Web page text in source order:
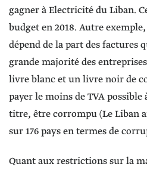
gagner à Electricité du Liban.
budget en 2018. Autre
dépend de la part des factures
grande majorité des
livre blanc et un livre noir de
payer le moins de TVA
titre, être corrompu (Le Liban
sur 176 pays en termes de
Quant aux restrictions sur la